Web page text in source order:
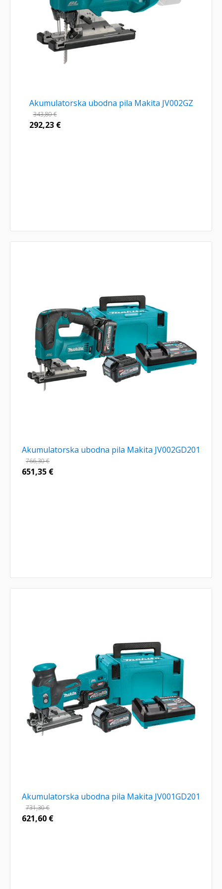
Akumulatorska ubodna pila Makita JV002GZ
343,80€
292,23 €
Akumulatorska ubodna pila Makita JV002GD201
766,30€
651,35 €
Akumulatorska ubodna pila Makita JV001GD201
731,30€
621,60 €